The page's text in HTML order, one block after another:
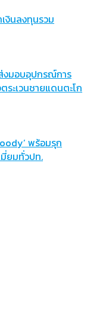
งินลงทุนรวม
งมอบอุปกรณ์การ
ระเวนชายแดนตะโก
พร้อมรุก
ยมทั่วปท.